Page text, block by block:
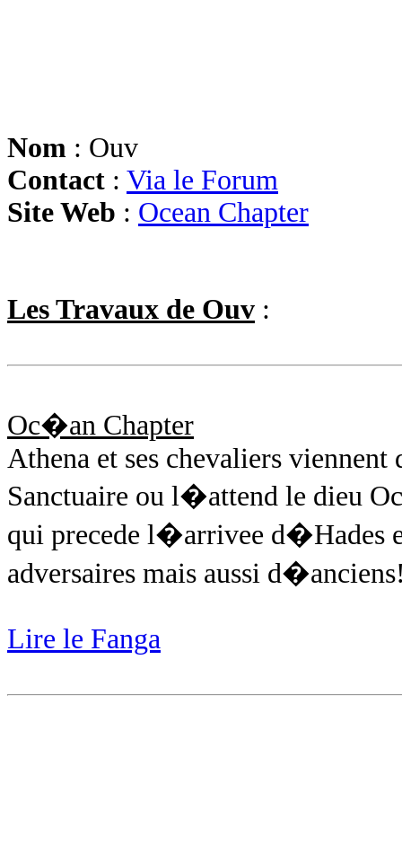
Nom : Ouv
Contact : Via le Forum
Site Web : Ocean Chapter
Les Travaux de Ouv :
Oc�an Chapter
Athena et ses chevaliers
Sanctuaire ou l�attend le dieu
qui precede l�arrivee d�Hades
adversaires mais aussi
Lire le Fanga